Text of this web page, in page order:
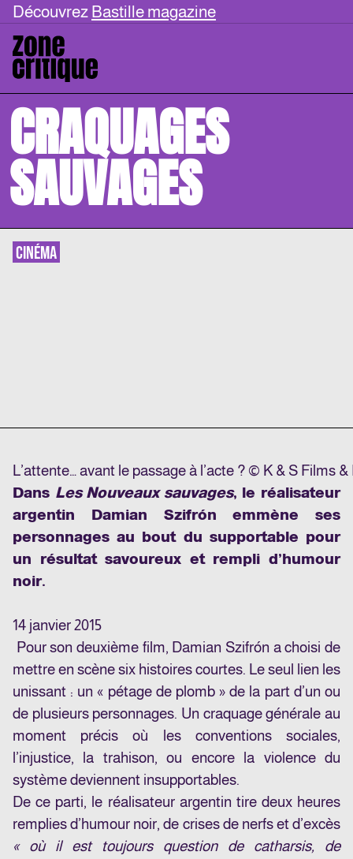
Découvrez Bastille magazine
CRAQUAGES
SAUVAGES
CINÉMA
L’attente… avant le passage à l’acte ? © K & S Films
Dans Les Nouveaux sauvages, le réalisateur
argentin Damian Szifrón emmène ses
personnages au bout du supportable pour
un résultat savoureux et rempli d’humour
noir.
14 janvier 2015
Pour son deuxième film, Damian Szifrón a choisi de
mettre en scène six histoires courtes. Le seul lien les
unissant : un « pétage de plomb » de la part d’un ou
de plusieurs personnages. Un craquage générale au
moment précis où les conventions sociales,
l’injustice, la trahison, ou encore la violence du
système deviennent insupportables.
De ce parti, le réalisateur argentin tire deux heures
remplies d’humour noir, de crises de nerfs et d’excès
« où il est toujours question de catharsis, de